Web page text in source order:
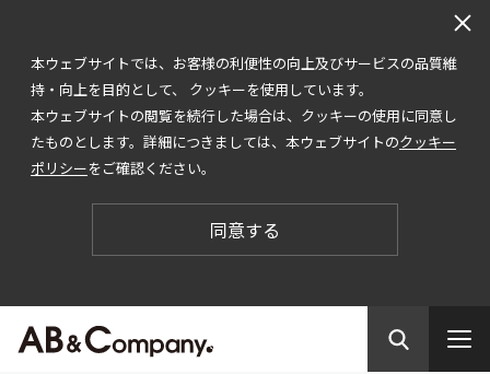
本ウェブサイトでは、お客様の利便性の向上及びサービスの品質維
持・向上を目的として、 クッキーを使用しています。
本ウェブサイトの閲覧を続行した場合は、クッキーの使用に同意し
たものとします。詳細につきましては、本ウェブサイトのクッキー
ポリシーをご確認ください。
同意する